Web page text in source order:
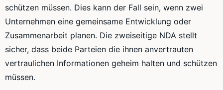
schützen müssen. Dies kann der Fall sein, wenn zwei
Unternehmen eine gemeinsame Entwicklung oder
Zusammenarbeit planen. Die zweiseitige NDA stellt
sicher, dass beide Parteien die ihnen anvertrauten
vertraulichen Informationen geheim halten und schützen
müssen.